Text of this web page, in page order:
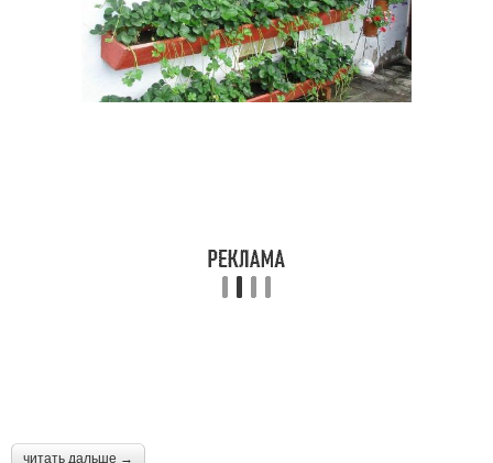
читать дальше →